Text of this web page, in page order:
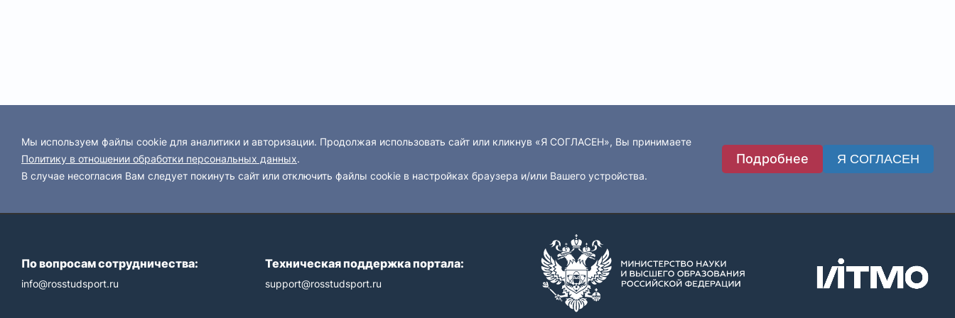
Мы используем файлы cookie для аналитики и авторизации. Продолжая использовать сайт или кликнув «Я СОГЛАСЕН», Вы принимаете
Политику в отношении обработки персональных данных.
В случае несогласия Вам следует покинуть сайт или отключить файлы cookie в настройках браузера и/или Вашего устройства.
Подробнее Я СОГЛАСЕН
По вопросам сотрудничества:
info@rosstudsport.ru
Техническая поддержка портала:
support@rosstudsport.ru